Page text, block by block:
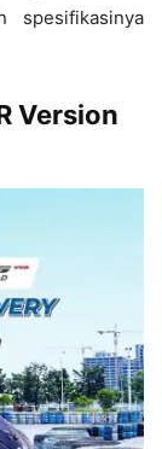
spesifikasinya
Version